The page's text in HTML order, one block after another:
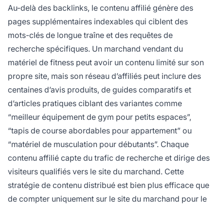
Au-delà des backlinks, le contenu affilié génère des
pages supplémentaires indexables qui ciblent des
mots-clés de longue traîne et des requêtes de
recherche spécifiques. Un marchand vendant du
matériel de fitness peut avoir un contenu limité sur son
propre site, mais son réseau d’affiliés peut inclure des
centaines d’avis produits, de guides comparatifs et
d’articles pratiques ciblant des variantes comme
“meilleur équipement de gym pour petits espaces”,
“tapis de course abordables pour appartement” ou
“matériel de musculation pour débutants”. Chaque
contenu affilié capte du trafic de recherche et dirige des
visiteurs qualifiés vers le site du marchand. Cette
stratégie de contenu distribué est bien plus efficace que
de compter uniquement sur le site du marchand pour le